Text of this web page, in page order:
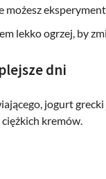
możesz
lekko ogrzej, by
dni
jogurt
kremów.